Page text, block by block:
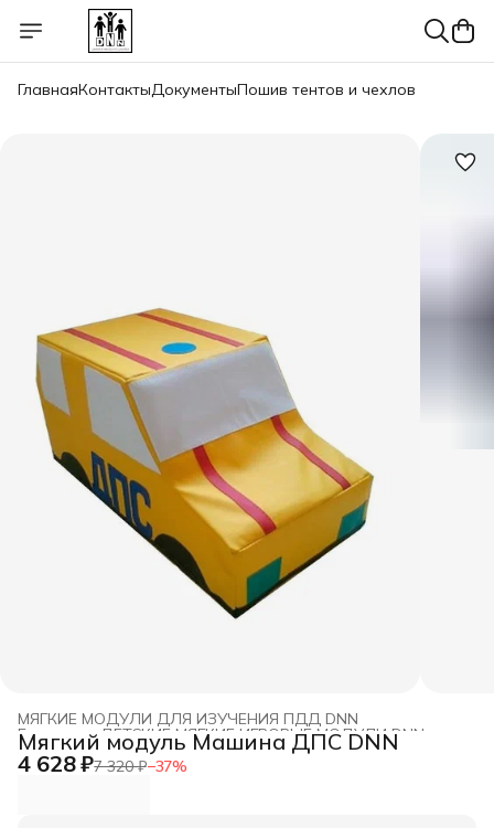
ГлавнаяКонтактыДокументыПошив тентов и чехлов
МЯГКИЕ МОДУЛИ ДЛЯ ИЗУЧЕНИЯ ПДД DNN
ДЕТСКИЕ МЯГКИЕ ИГРОВЫЕ МОДУЛИ DNN
Главная ›
Мягкий модуль Машина ДПС DNN
4 628 ₽7 320 ₽−37%